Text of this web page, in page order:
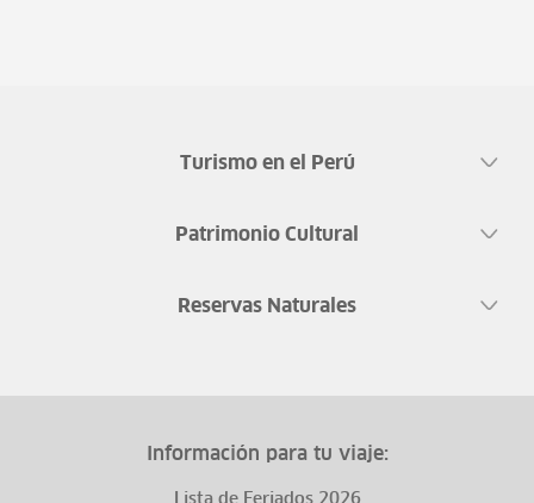
Turismo en el Perú
Patrimonio Cultural
Reservas Naturales
Información para tu viaje:
Lista de Feriados 2026